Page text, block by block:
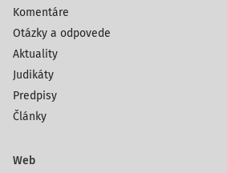
Komentáre
Otázky a odpovede
Aktuality
Judikáty
Predpisy
Články
Web